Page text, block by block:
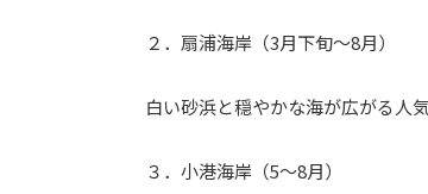
２．扇浦海岸（3月下旬～8月）
白い砂浜と穏やかな海が広がる人
３．小港海岸（5～8月）